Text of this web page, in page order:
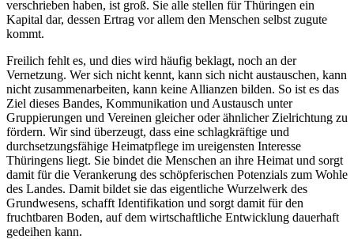
verschrieben haben, ist groß. Sie alle stellen für Thüringen ein
Kapital dar, dessen Ertrag vor allem den Menschen selbst zugute
kommt.
Freilich fehlt es, und dies wird häufig beklagt, noch an der
Vernetzung. Wer sich nicht kennt, kann sich nicht austauschen, kann
nicht zusammenarbeiten, kann keine Allianzen bilden. So ist es das
Ziel dieses Bandes, Kommunikation und Austausch unter
Gruppierungen und Vereinen gleicher oder ähnlicher Zielrichtung zu
fördern. Wir sind überzeugt, dass eine schlagkräftige und
durchsetzungs­fähige Heimatpflege im ureigensten Interesse
Thüringens liegt. Sie bindet die Menschen an ihre Heimat und sorgt
damit für die Verankerung des schöpferischen Potenzials zum Wohle
des Landes. Damit bildet sie das eigentliche Wurzelwerk des
Grundwesens, schafft Identifikation und sorgt damit für den
fruchtbaren Boden, auf dem wirtschaftliche Entwicklung dauerhaft
gedeihen kann.